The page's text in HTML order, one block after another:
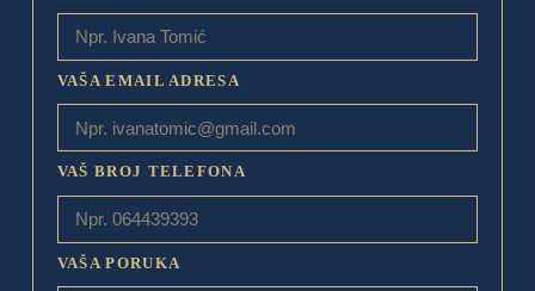
VAŠA EMAIL ADRESA
VAŠ BROJ TELEFONA
VAŠA PORUKA